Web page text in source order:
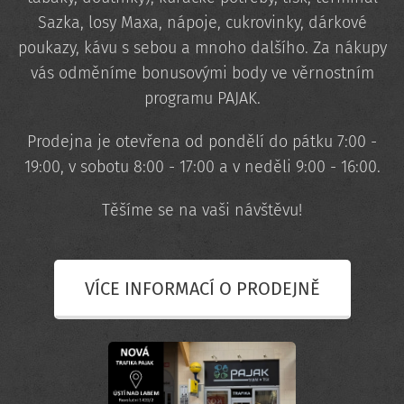
Sazka, losy Maxa, nápoje, cukrovinky, dárkové
poukazy, kávu s sebou a mnoho dalšího. Za nákupy
vás odměníme bonusovými body ve věrnostním
programu PAJAK.
Prodejna je otevřena od pondělí do pátku 7:00 -
19:00, v sobotu 8:00 - 17:00 a v neděli 9:00 - 16:00.
Těšíme se na vaši návštěvu!
VÍCE INFORMACÍ O PRODEJNĚ